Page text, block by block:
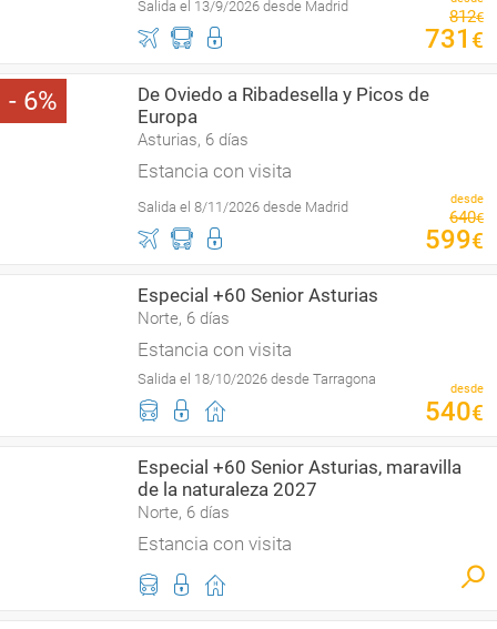
Salida el 13/9/2026 desde Madrid
812€
731 €
6
De Oviedo a Ribadesella y Picos de
Europa
Asturias, 6 días
Estancia con visita
Salida el 8/11/2026 desde Madrid desde
640€
599€
Especial +60 Senior Asturias
Norte, 6 días
Estancia con visita
Salida el 18/10/2026 desde Tarragona
desde
540€
Especial +60 Senior Asturias, maravilla
de la naturaleza 2027
Norte, 6 días
Estancia con visita